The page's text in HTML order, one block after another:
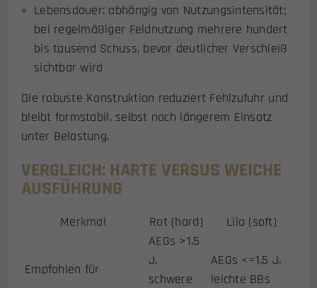
Lebensdauer: abhängig von Nutzungsintensität;
bei regelmäßiger Feldnutzung mehrere hundert
bis tausend Schuss, bevor deutlicher Verschleiß
sichtbar wird
Die robuste Konstruktion reduziert Fehlzufuhr und
bleibt formstabil, selbst nach längerem Einsatz
unter Belastung.
VERGLEICH: HARTE VERSUS WEICHE
AUSFÜHRUNG
Merkmal Rot (hard) Lila (soft)
Empfohlen für
AEGs >1,5
J,
schwere
AEGs <=1,5 J,
leichte BBs